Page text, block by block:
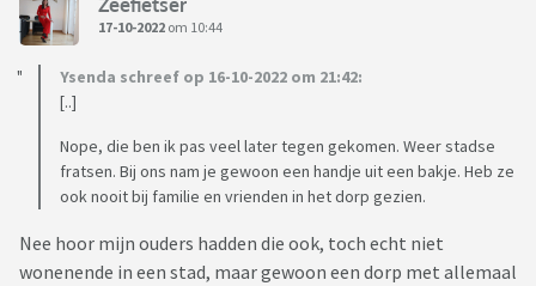
17-10-2022 om 10:44
Ysenda schreef op 16-10-2022 om 21:42:
[..]
Nope, die ben ik pas veel later tegen gekomen. Weer stadse
fratsen. Bij ons nam je gewoon een handje uit een bakje. Heb ze
ook nooit bij familie en vrienden in het dorp gezien.
Nee hoor mijn ouders hadden die ook, toch echt niet
wonenende in een stad, maar gewoon een dorp met allemaal